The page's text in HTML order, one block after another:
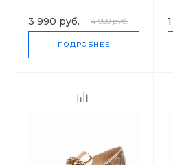
3 990 руб. 4 988 руб.
ПОДРОБНЕЕ